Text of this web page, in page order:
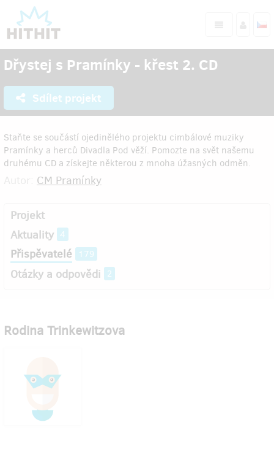
Dřystej s Pramínky - křest 2. CD
Sdílet projekt
Staňte se součástí ojedinělého projektu cimbálové muziky
Pramínky a herců Divadla Pod věží. Pomozte na svět našemu
druhému CD a získejte některou z mnoha úžasných odměn.
CM Pramínky
Projekt
Aktuality 4
Přispěvatelé 179
Otázky a odpovědi 2
Rodina Trinkewitzova